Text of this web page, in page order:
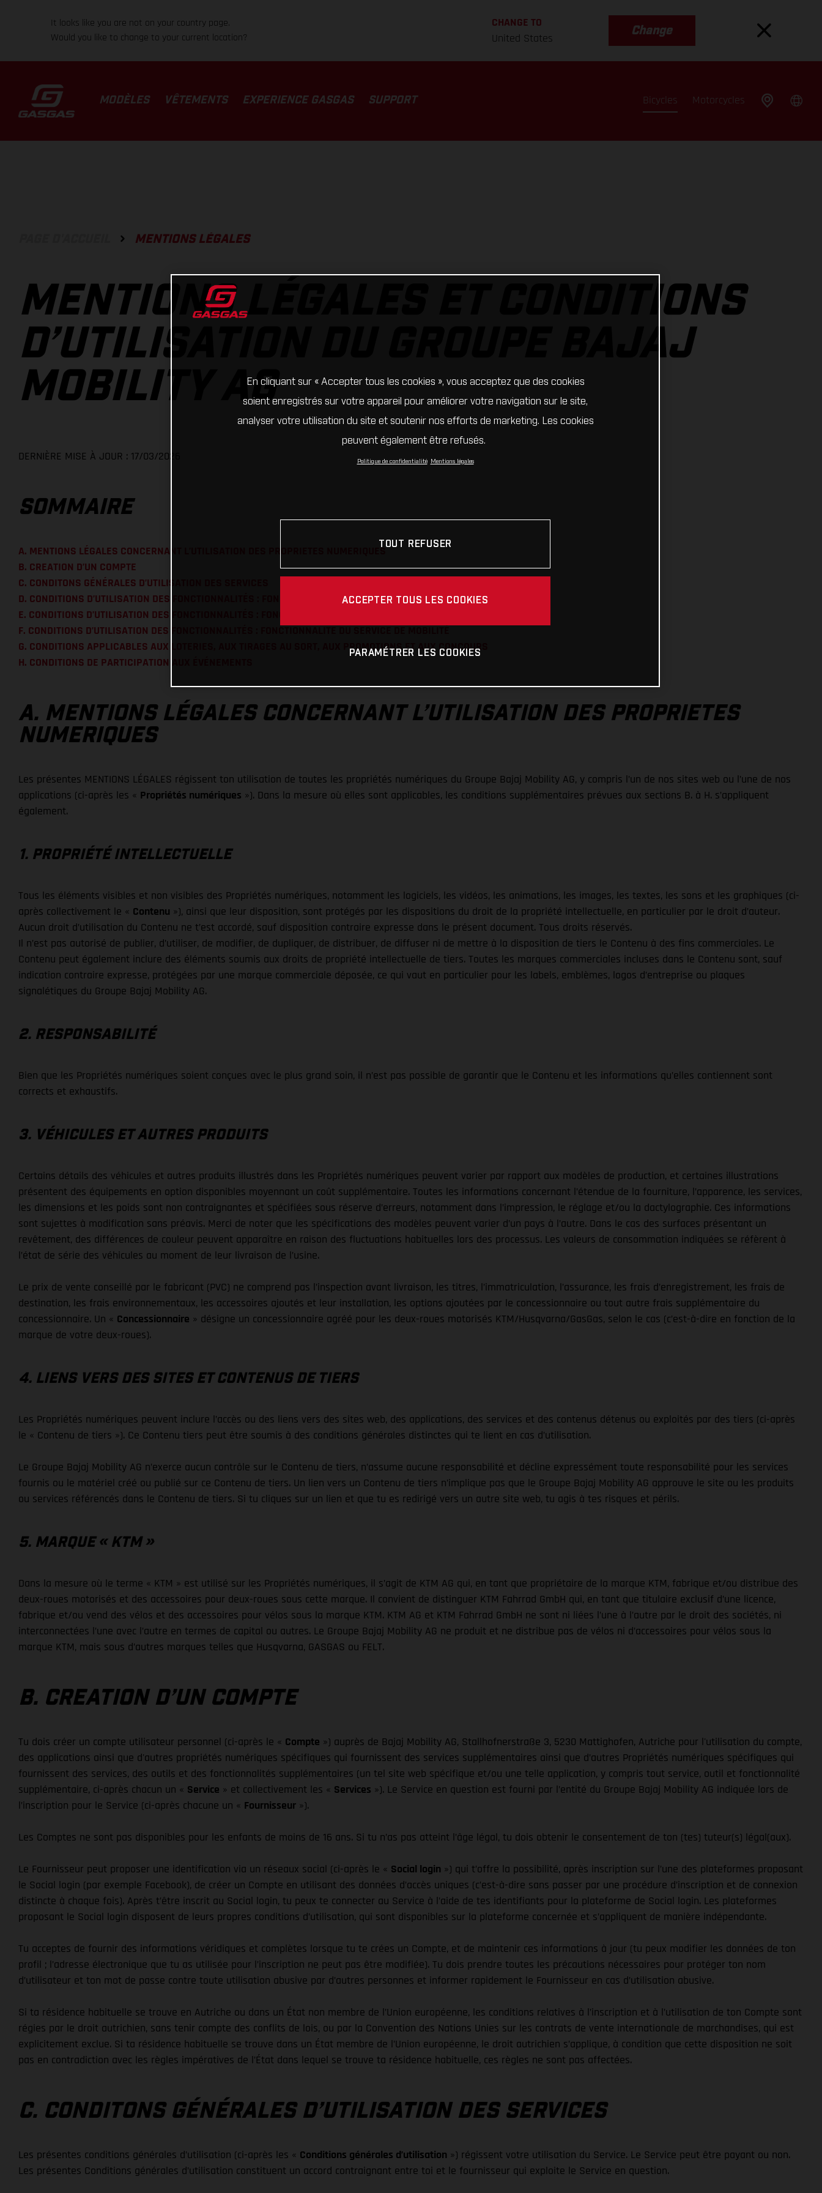
It looks like you are not on your country page.
Would you like to change to your current location?
CHANGE TO
United States
Change
MODÈLES VÊTEMENTS EXPERIENCE GASGAS SUPPORT Bicycles Motorcycles
MENTIONS LÉGALES
MENTIONS LÉGALES ET CONDITIONS
D’UTILISATION DU GROUPE BAJAJ
MOBILITY AG
DERNIÈRE MISE À JOUR : 17/03/2026
SOMMAIRE
A. MENTIONS LÉGALES CONCERNANT L’UTILISATION DES PROPRIETES NUMERIQUES
B. CREATION D’UN COMPTE
C. CONDITONS GÉNÉRALES D’UTILISATION DES SERVICES
D. CONDITIONS D’UTILISATION DES FONCTIONNALITÉS : FONCTIONNALITE DE COUREUR
E. CONDITIONS D’UTILISATION DES FONCTIONNALITÉS : FONCTIONNALITE DE NAVIGATION
F. CONDITIONS D’UTILISATION DES FONCTIONNALITÉS : FONCTIONNALITE DU SERVICE DE MOBILITÉ
G. CONDITIONS APPLICABLES AUX LOTERIES, AUX TIRAGES AU SORT, AUX PROMOTIONS ET AUX CONCOURS
H. CONDITIONS DE PARTICIPATION AUX ÉVÉNEMENTS
A. MENTIONS LÉGALES CONCERNANT L’UTILISATION DES PROPRIETES
NUMERIQUES
Les présentes MENTIONS LÉGALES régissent ton utilisation de toutes les propriétés numériques du Groupe Bajaj Mobility AG, y compris l’un de nos sites web ou l’une de nos
applications (ci-après les « Propriétés numériques »). Dans la mesure où elles sont applicables, les conditions supplémentaires prévues aux sections B. à H. s’appliquent
également.
1. PROPRIÉTÉ INTELLECTUELLE
Tous les éléments visibles et non visibles des Propriétés numériques, notamment les logiciels, les vidéos, les animations, les images, les textes, les sons et les graphiques (ci-
après collectivement le « Contenu »), ainsi que leur disposition, sont protégés par les dispositions du droit de la propriété intellectuelle, en particulier par le droit d’auteur.
Aucun droit d’utilisation du Contenu ne t’est accordé, sauf disposition contraire expresse dans le présent document. Tous droits réservés.
Il n’est pas autorisé de publier, d’utiliser, de modifier, de dupliquer, de distribuer, de diffuser ni de mettre à la disposition de tiers le Contenu à des fins commerciales. Le
Contenu peut également inclure des éléments soumis aux droits de propriété intellectuelle de tiers. Toutes les marques commerciales incluses dans le Contenu sont, sauf
indication contraire expresse, protégées par une marque commerciale déposée, ce qui vaut en particulier pour les labels, emblèmes, logos d’entreprise ou plaques
signalétiques du Groupe Bajaj Mobility AG.
2. RESPONSABILITÉ
Bien que les Propriétés numériques soient conçues avec le plus grand soin, il n’est pas possible de garantir que le Contenu et les informations qu’elles contiennent sont
corrects et exhaustifs.
3. VÉHICULES ET AUTRES PRODUITS
Certains détails des véhicules et autres produits illustrés dans les Propriétés numériques peuvent varier par rapport aux modèles de production, et certaines illustrations
présentent des équipements en option disponibles moyennant un coût supplémentaire. Toutes les informations concernant l’étendue de la fourniture, l’apparence, les services,
les dimensions et les poids sont non contraignantes et spécifiées sous réserve d’erreurs, notamment dans l’impression, le réglage et/ou la dactylographie. Ces informations
sont sujettes à modification sans préavis. Merci de noter que les spécifications des modèles peuvent varier d’un pays à l’autre. Dans le cas des surfaces présentant un
revêtement, des différences de couleur peuvent apparaître en raison des fluctuations habituelles lors des processus. Les valeurs de consommation indiquées se réfèrent à
l’état de série des véhicules au moment de leur livraison de l’usine.
Le prix de vente conseillé par le fabricant (PVC) ne comprend pas l’inspection avant livraison, les titres, l’immatriculation, l’assurance, les frais d’enregistrement, les frais de
destination, les frais environnementaux, les accessoires ajoutés et leur installation, les options ajoutées par le concessionnaire ou tout autre frais supplémentaire du
concessionnaire. Un « Concessionnaire » désigne un concessionnaire agréé pour les deux-roues motorisés KTM/Husqvarna/GasGas, selon le cas (c’est-à-dire en fonction de la
marque de votre deux-roues).
4. LIENS VERS DES SITES ET CONTENUS DE TIERS
Les Propriétés numériques peuvent inclure l’accès ou des liens vers des sites web, des applications, des services et des contenus détenus ou exploités par des tiers (ci-après
le « Contenu de tiers »). Ce Contenu tiers peut être soumis à des conditions générales distinctes qui te lient en cas d’utilisation.
Le Groupe Bajaj Mobility AG n’exerce aucun contrôle sur le Contenu de tiers, n’assume aucune responsabilité et décline expressément toute responsabilité pour les services
fournis ou le matériel créé ou publié sur ce Contenu de tiers. Un lien vers un Contenu de tiers n’implique pas que le Groupe Bajaj Mobility AG approuve le site ou les produits
ou services référencés dans le Contenu de tiers. Si tu cliques sur un lien et que tu es redirigé vers un autre site web, tu agis à tes risques et périls.
5. MARQUE « KTM »
Dans la mesure où le terme « KTM » est utilisé sur les Propriétés numériques, il s’agit de KTM AG qui, en tant que propriétaire de la marque KTM, fabrique et/ou distribue des
deux-roues motorisés et des accessoires pour deux-roues sous cette marque. Il convient de distinguer KTM Fahrrad GmbH qui, en tant que titulaire exclusif d’une licence,
fabrique et/ou vend des vélos et des accessoires pour vélos sous la marque KTM. KTM AG et KTM Fahrrad GmbH ne sont ni liées l’une à l’autre par le droit des sociétés, ni
interconnectées l’une avec l’autre en termes de capital ou autres. Le Groupe Bajaj Mobility AG ne produit et ne distribue pas de vélos ni d’accessoires pour vélos sous la
marque KTM, mais sous d’autres marques telles que Husqvarna, GASGAS ou FELT.
B. CREATION D’UN COMPTE
Tu dois créer un compte utilisateur personnel (ci-après le « Compte ») auprès de Bajaj Mobility AG, Stallhofnerstraße 3, 5230 Mattighofen, Autriche pour l'utilisation du compte,
des applications ainsi que d'autres propriétés numériques spécifiques qui fournissent des services supplémentaires ainsi que d’autres Propriétés numériques spécifiques qui
fournissent des services, des outils et des fonctionnalités supplémentaires (un tel site web spécifique et/ou une telle application, y compris tout service, outil et fonctionnalité
supplémentaire, ci-après chacun un « Service » et collectivement les « Services »). Le Service en question est fourni par l’entité du Groupe Bajaj Mobility AG indiquée lors de
l’inscription pour le Service (ci-après chacune un « Fournisseur »).
Les Comptes ne sont pas disponibles pour les enfants de moins de 16 ans. Si tu n’as pas atteint l’âge légal, tu dois obtenir le consentement de ton (tes) tuteur(s) légal(aux).
Le Fournisseur peut proposer une identification via un réseaux social (ci-après le « Social login ») qui t’offre la possibilité, après inscription sur l’une des plateformes proposant
le Social login (par exemple Facebook), de créer un Compte en utilisant des données d’accès uniques (c’est-à-dire sans passer par une procédure d’inscription et de connexion
distincte à chaque fois). Après t’être inscrit au Social login, tu peux te connecter au Service à l’aide de tes identifiants pour la plateforme de Social login. Les plateformes
proposant le Social login disposent de leurs propres conditions d’utilisation, qui sont disponibles sur la plateforme concernée et s’appliquent de manière indépendante.
Tu acceptes de fournir des informations véridiques et complètes lorsque tu te crées un Compte, et de maintenir ces informations à jour (tu peux modifier les données de ton
profil ; l’adresse électronique que tu as utilisée pour l’inscription ne peut pas être modifiée). Tu dois prendre toutes les précautions nécessaires pour protéger ton nom
d’utilisateur et ton mot de passe contre toute utilisation abusive par d’autres personnes et informer rapidement le Fournisseur en cas d’utilisation abusive.
Si ta résidence habituelle se trouve en Autriche ou dans un État non membre de l’Union européenne, les conditions relatives à l’inscription et à l’utilisation de ton Compte sont
régies par le droit autrichien, sans tenir compte des conflits de lois, ou par la Convention des Nations Unies sur les contrats de vente internationale de marchandises, qui est
explicitement exclue. Si ta résidence habituelle se trouve dans un État membre de l’Union européenne, le droit autrichien s’applique, à condition que cette disposition ne soit
pas en contradiction avec les règles impératives de l’État dans lequel se trouve ta résidence habituelle, ces règles ne sont pas affectées.
C. CONDITONS GÉNÉRALES D’UTILISATION DES SERVICES
Les présentes conditions générales d’utilisation (ci-après les « Conditions générales d’utilisation ») régissent votre utilisation du Service. Le Service peut être payant ou non.
Les présentes Conditions générales d’utilisation constituent un accord contraignant entre toi et le fournisseur qui exploite le Service en question.
En cliquant sur « Accepter tous les cookies », vous acceptez que des cookies
soient enregistrés sur votre appareil pour améliorer votre navigation sur le site,
analyser votre utilisation du site et soutenir nos efforts de marketing. Les cookies
peuvent également être refusés.
Politique de confidentialité Mentions légales
TOUT REFUSER
ACCEPTER TOUS LES COOKIES
PARAMÉTRER LES COOKIES